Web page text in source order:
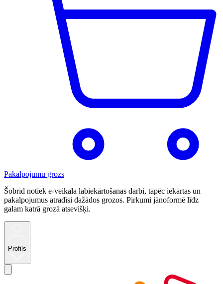
Pakalpojumu grozs
Šobrīd notiek e-veikala labiekārtošanas darbi, tāpēc iekārtas un
pakalpojumus atradīsi dažādos grozos. Pirkumi jānoformē līdz
galam katrā grozā atsevišķi.
Profils